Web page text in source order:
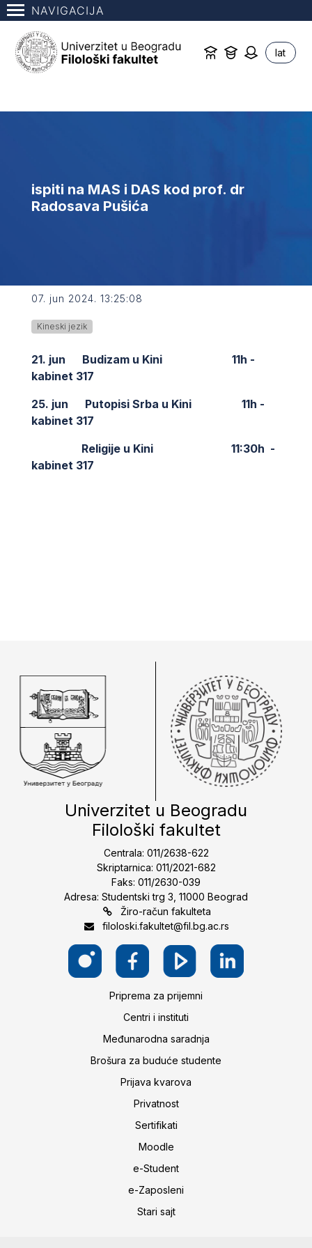
NAVIGACIJA
lat
ispiti na MAS i DAS kod prof. dr
Radosava Pušića
07. jun 2024. 13:25:08
Kineski jezik
21. jun Budizam u Kini 11h -
kabinet 317
25. jun Putopisi Srba u Kini 11h -
kabinet 317
Religije u Kini 11:30h -
kabinet 317
Univerzitet u Beogradu
Filološki fakultet
Centrala: 011/2638-622
Skriptarnica: 011/2021-682
Faks: 011/2630-039
Adresa: Studentski trg 3, 11000 Beograd
Žiro-račun fakulteta
filoloski.fakultet@fil.bg.ac.rs
Priprema za prijemni
Centri i instituti
Međunarodna saradnja
Brošura za buduće studente
Prijava kvarova
Privatnost
Sertifikati
Moodle
e-Student
e-Zaposleni
Stari sajt